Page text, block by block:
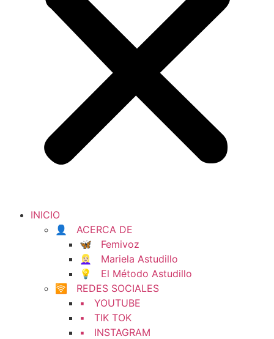
INICIO
👤 ACERCA DE
🦋 Femivoz
👱🏻‍♀️ Mariela Astudillo
💡 El Método Astudillo
🛜 REDES SOCIALES
▪️ YOUTUBE
▪️ TIK TOK
▪️ INSTAGRAM